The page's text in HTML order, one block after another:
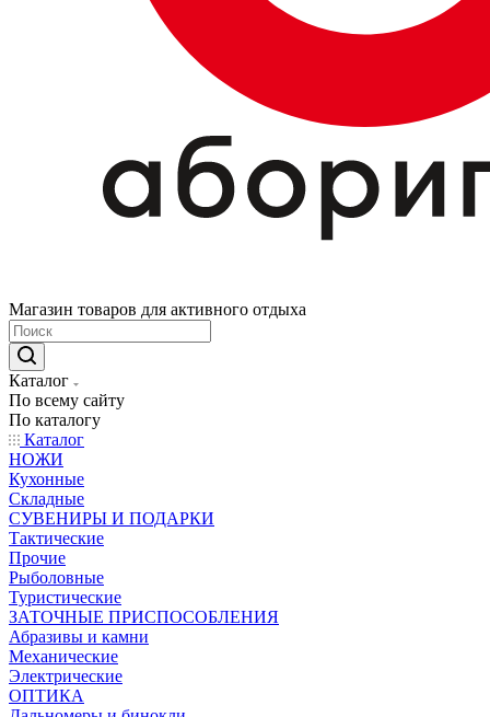
Магазин товаров для активного отдыха
Каталог
По всему сайту
По каталогу
Каталог
НОЖИ
Кухонные
Складные
СУВЕНИРЫ И ПОДАРКИ
Тактические
Прочие
Рыболовные
Туристические
ЗАТОЧНЫЕ ПРИСПОСОБЛЕНИЯ
Абразивы и камни
Механические
Электрические
ОПТИКА